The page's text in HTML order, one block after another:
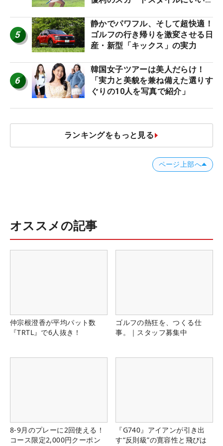
5
静かでパワフル、そして超快適！
ゴルフの行き帰りを激変させる日
産・新型「キックス」の実力
6
韓国女子ツアーは美人だらけ！
「実力と美貌を兼ね備えた選りす
ぐりの10人を写真で紹介」
ランキングをもっと見る
ページ上部へ
オススメの記事
仲宗根澄香が平均パット数
『TRTL』で6人抜き！
ゴルフの熱狂を、つくる仕
事。｜スタッフ募集中
8-9月のプレーに2回使える！
コース限定2,000円クーポン
『G740』アイアンが引き出
す“反則級”の寛容性と飛びは